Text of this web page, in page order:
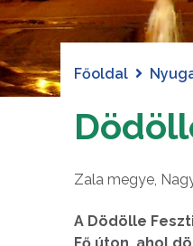
Főoldal
Zala megye,
A Dödölle